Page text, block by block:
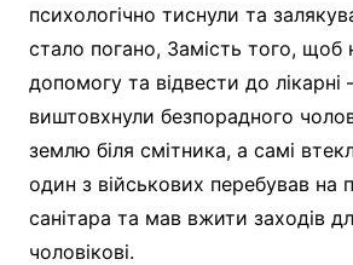
психологічно тиснули та
стало погано, Замість того, щоб
допомогу та відвести до лікарні
виштовхнули безпорадного
землю біля смітника, а самі
один з військових перебував на
санітара та мав вжити заходів
чоловікові.